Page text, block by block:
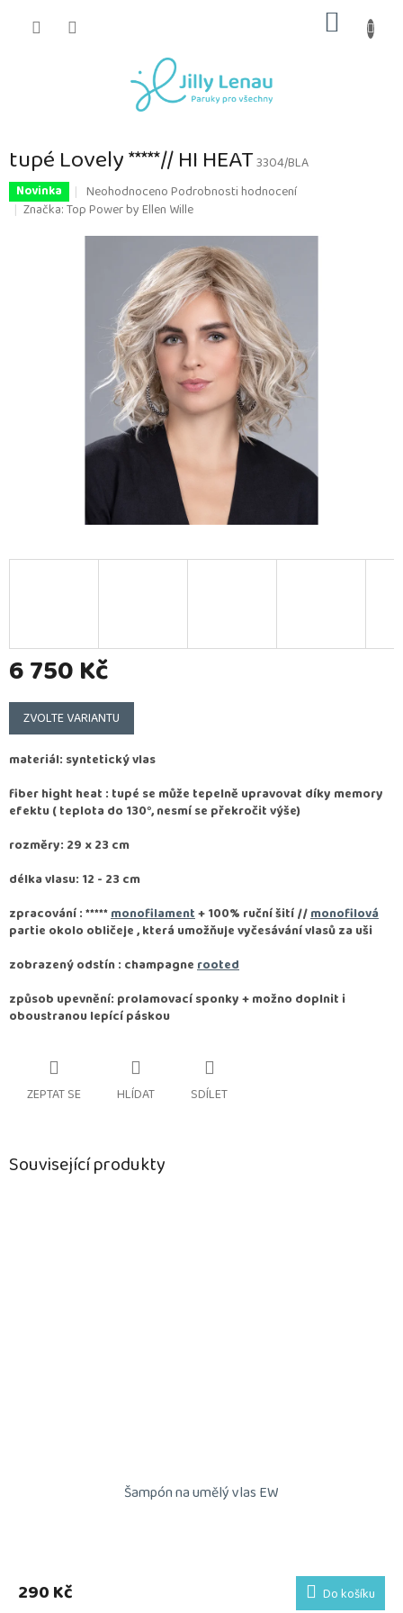
KOŠÍK
tupé Lovely *****// HI HEAT3304/BLA
Novinka
Průměrné
hodnocení
je
hvězdiček.
NeohodnocenoPodrobnosti hodnocení
Značka:Top Power by Ellen Wille
6 750 Kč
Měrná
cena:
ZVOLTE VARIANTU
materiál: syntetický vlas
fiber hight heat : tupé se může tepelně upravovat díky memory
efektu ( teplota do 130°, nesmí se překročit výše)
rozměry: 29 x 23 cm
délka vlasu: 12 - 23 cm
zpracování :*****monofilament+ 100% ruční šití //monofilová
partie okolo obličeje , která umožňuje vyčesávání vlasů za uši
zobrazený odstín : champagnerooted
způsob upevnění: prolamovací sponky + možno doplnit i
oboustranou lepící páskou
ZEPTAT SE HLÍDAT SDÍLET
Související produkty
Šampón na umělý vlas EW
290 Kč Do košíku